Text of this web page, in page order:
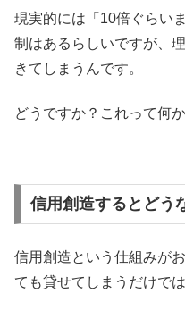
現実的には「10倍ぐらい
制はあるらしいですが、
きてしまうんです。
どうですか？これって何
信用創造するとどう
信用創造という仕組みが
ても貸せてしまうだけで